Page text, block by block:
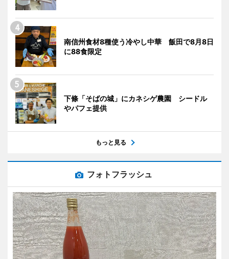
南信州食材8種使う冷やし中華 飯田で8月8日
に88食限定
下條「そばの城」にカネシゲ農園 シードル
やパフェ提供
もっと見る
フォトフラッシュ